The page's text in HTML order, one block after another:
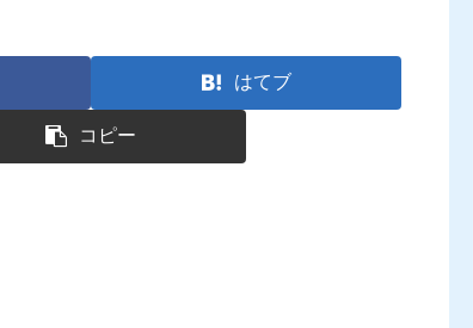
はてブ
コピー